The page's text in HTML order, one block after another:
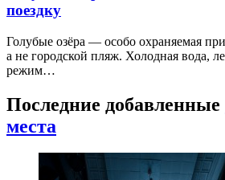
поездку
Голубые озёра — особо охраняемая
а не городской пляж. Холодная вода,
режим…
Последние добавленные
места